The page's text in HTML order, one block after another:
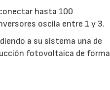
hasta 100
oscila entre 1 y 3.
a su sistema una de
fotovoltaica de forma
30/07/2026